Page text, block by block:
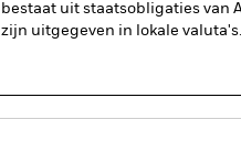
bestaat uit staatsobligaties van
zijn uitgegeven in lokale valuta's.